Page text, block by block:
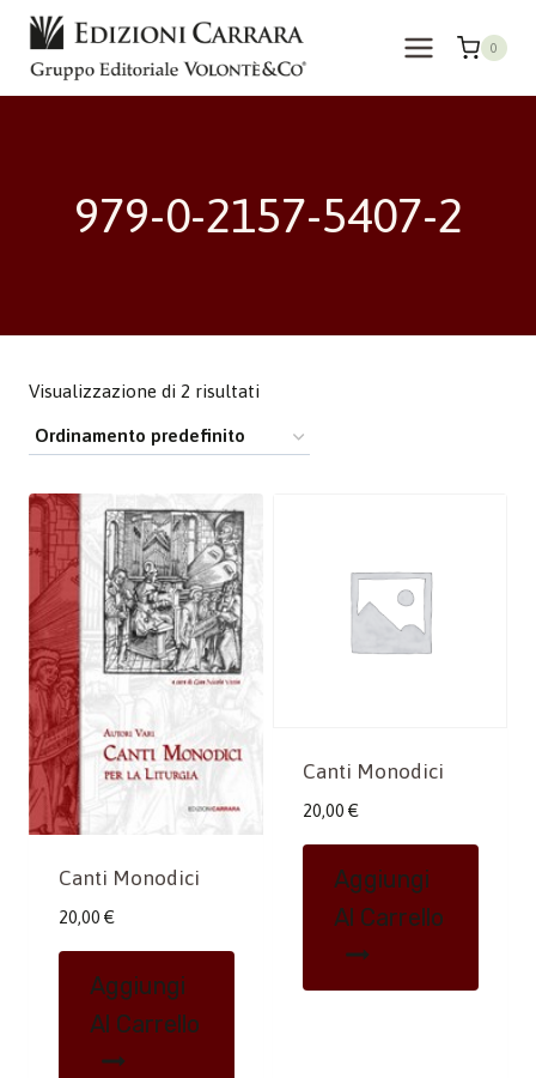
Salta
contenuto
0
979-0-2157-5407-2
Visualizzazione di 2 risultati
Canti Monodici
20,00 €
Aggiungi
Al Carrello
Canti Monodici
20,00 €
Aggiungi
Al Carrello